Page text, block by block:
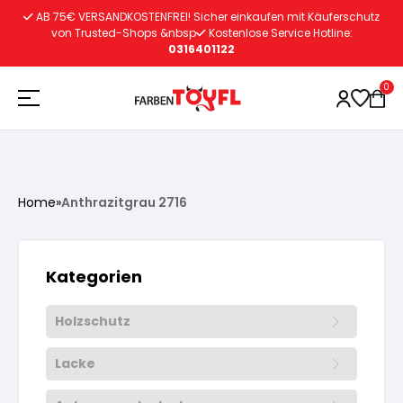
Vorbereitung
Wasserlösliche Grundierung
Lösemittelhältige Grundierung
Lacke
Wasserlösliche Grundierung
Vorbereitung
Innenfarben
AB 75€ VERSANDKOSTENFREI! Sicher einkaufen mit Käuferschutz
von Trusted-Shops &nbsp
Kostenlose Service Hotline:
0316401122
0
Home»Anthrazitgrau 2716
Kategorien
Holzschutz
Vorbereitung
Wasserlösliche Grundierung
Lacke